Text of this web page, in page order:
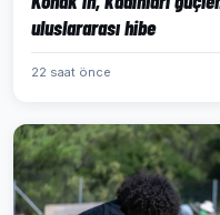
uluslararası hibe
22 saat önce